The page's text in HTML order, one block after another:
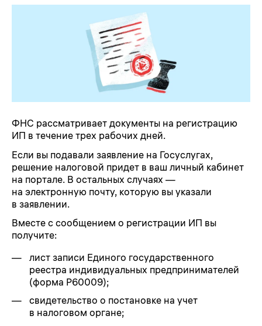
ФНС рассматривает документы на регистрацию
ИП в течение трех рабочих дней.
Если вы подавали заявление на Госуслугах,
решение налоговой придет в ваш личный кабинет
на портале. В остальных случаях —
на электронную почту, которую вы указали
в заявлении.
Вместе с сообщением о регистрации ИП вы
получите:
лист записи Единого государственного
реестра индивидуальных предпринимателей
(форма Р60009);
свидетельство о постановке на учет
в налоговом органе;